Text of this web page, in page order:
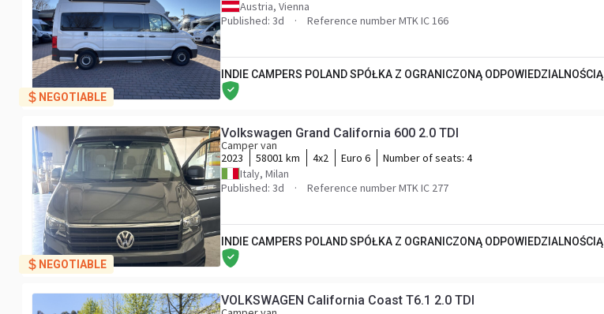
NEGOTIABLE
Austria, Vienna
Published: 3d
Reference number MTK IC 166
INDIE CAMPERS POLAND SPÓŁKA Z OGRANICZONĄ ODPOWIEDZIALNOŚCIĄ
NEGOTIABLE
Volkswagen Grand California 600 2.0 TDI
Camper van
2023
58001 km 4x2 Euro 6 Number of seats: 4
Italy, Milan
Published: 3d
Reference number MTK IC 277
INDIE CAMPERS POLAND SPÓŁKA Z OGRANICZONĄ ODPOWIEDZIALNOŚCIĄ
VOLKSWAGEN California Coast T6.1 2.0 TDI